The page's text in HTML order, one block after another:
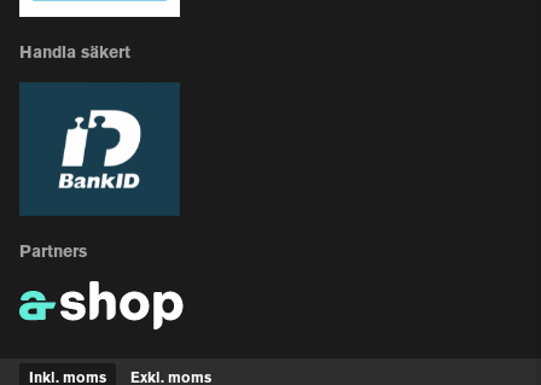
Handla säkert
Partners
Inkl. moms Exkl. moms